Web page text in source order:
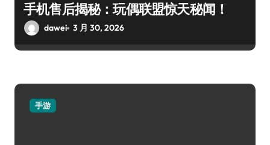
手机售后揭秘：玩偶联盟惊天秘闻！
dawei 3 月 30, 2026
手游